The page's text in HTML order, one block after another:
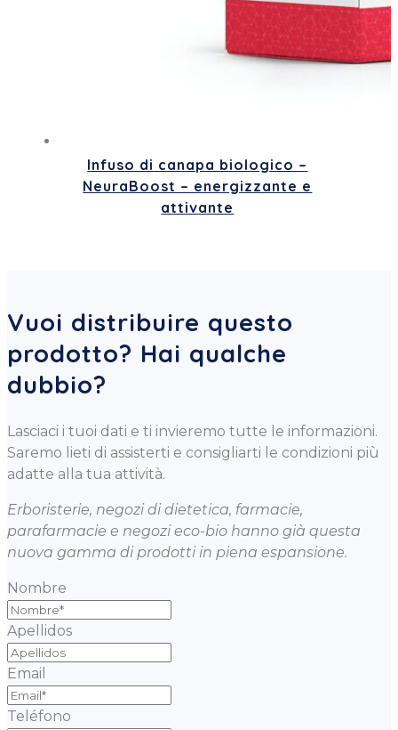
Infuso di canapa biologico –
NeuraBoost – energizzante e
attivante
Vuoi distribuire questo
prodotto? Hai qualche
dubbio?
Lasciaci i tuoi dati e ti invieremo tutte le informazioni.
Saremo lieti di assisterti e consigliarti le condizioni più
adatte alla tua attività.
Erboristerie, negozi di dietetica, farmacie,
parafarmacie e negozi eco-bio hanno già questa
nuova gamma di prodotti in piena espansione.
Nombre
Apellidos
Email
Teléfono